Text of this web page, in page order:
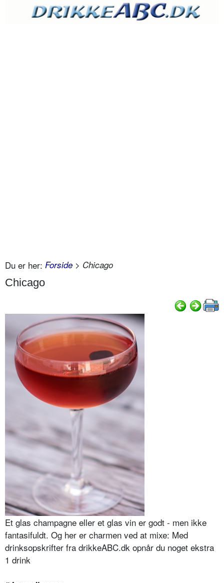
Du er her: Forside > Chicago
Chicago
Et glas champagne eller et glas vin er godt - men ikke
fantasifuldt. Og her er charmen ved at mixe: Med
drinksopskrifter fra drikkeABC.dk opnår du noget ekstra
1 drink